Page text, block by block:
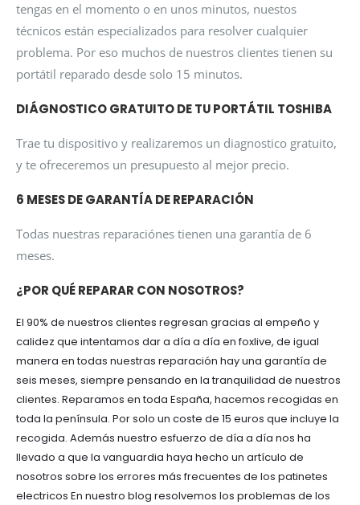
tengas en el momento o en unos minutos, nuestos
técnicos están especializados para resolver cualquier
problema. Por eso muchos de nuestros clientes tienen su
portátil reparado desde solo 15 minutos.
DIÁGNOSTICO GRATUITO DE TU PORTÁTIL TOSHIBA
Trae tu dispositivo y realizaremos un diagnostico gratuito,
y te ofreceremos un presupuesto al mejor precio.
6 MESES DE GARANTÍA DE REPARACIÓN
Todas nuestras reparaciónes tienen una garantía de 6
meses.
¿POR QUÉ REPARAR CON NOSOTROS?
El 90% de nuestros clientes regresan gracias al empeño y
calidez que intentamos dar a día a día en foxlive, de igual
manera en todas nuestras reparación hay una garantía de
seis meses, siempre pensando en la tranquilidad de nuestros
clientes. Reparamos en toda España, hacemos recogidas en
toda la península. Por solo un coste de 15 euros que incluye la
recogida. Además nuestro esfuerzo de día a día nos ha
llevado a que la vanguardia haya hecho un artículo de
nosotros sobre los errores más frecuentes de los patinetes
electricos En nuestro blog resolvemos los problemas de los